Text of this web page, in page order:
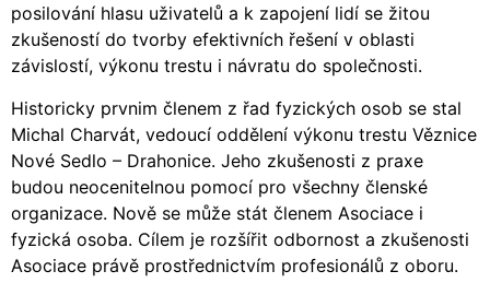
posilování hlasu uživatelů a k zapojení lidí se žitou
zkušeností do tvorby efektivních řešení v oblasti
závislostí, výkonu trestu i návratu do společnosti.
Historicky prvnim členem z řad fyzických osob se stal
Michal Charvát, vedoucí oddělení výkonu trestu Věznice
Nové Sedlo – Drahonice. Jeho zkušenosti z praxe
budou neocenitelnou pomocí pro všechny členské
organizace. Nově se může stát členem Asociace i
fyzická osoba. Cílem je rozšířit odbornost a zkušenosti
Asociace právě prostřednictvím profesionálů z oboru.